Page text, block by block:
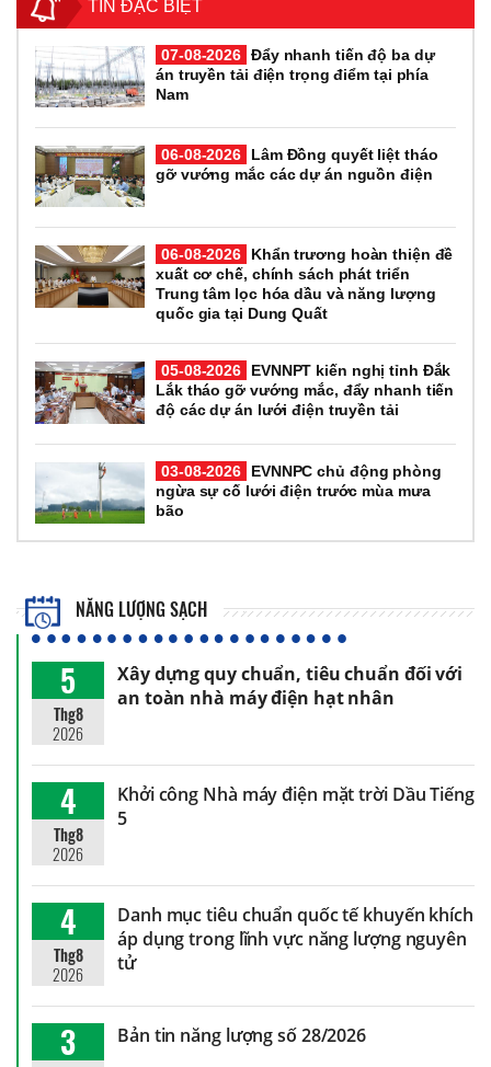
TIN ĐẶC BIỆT
07-08-2026 Đẩy nhanh tiến độ ba dự
án truyền tải điện trọng điểm tại phía
Nam
06-08-2026
Lâm Đồng quyết liệt tháo
gỡ vướng mắc các dự án nguồn điện
06-08-2026
Khẩn trương hoàn thiện đề
xuất cơ chế, chính sách phát triển
Trung tâm lọc hóa dầu và năng lượng
quốc gia tại Dung Quất
05-08-2026
EVNNPT kiến nghị tỉnh Đắk
Lắk tháo gỡ vướng mắc, đẩy nhanh tiến
độ các dự án lưới điện truyền tải
03-08-2026
EVNNPC chủ động phòng
ngừa sự cố lưới điện trước mùa mưa
bão
NĂNG LƯỢNG SẠCH
5
Thg8
2026
Xây dựng quy chuẩn, tiêu chuẩn đối với
an toàn nhà máy điện hạt nhân
4
Thg8
2026
Khởi công Nhà máy điện mặt trời Dầu Tiếng
5
4
Thg8
2026
Danh mục tiêu chuẩn quốc tế khuyến khích
áp dụng trong lĩnh vực năng lượng nguyên
tử
3 Bản tin năng lượng số 28/2026